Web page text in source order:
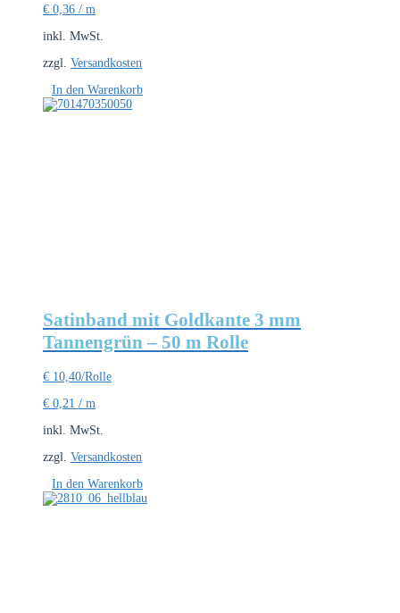
€ 0,36 / m
inkl. MwSt.
zzgl. Versandkosten
In den Warenkorb
Satinband mit Goldkante 3 mm
Tannengrün – 50 m Rolle
€ 10,40/Rolle
€ 0,21 / m
inkl. MwSt.
zzgl. Versandkosten
In den Warenkorb